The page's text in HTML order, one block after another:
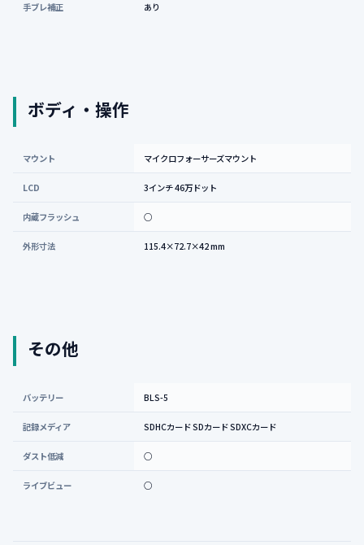
手ブレ補正 あり
ボディ・操作
マウント マイクロフォーサーズマウント
LCD 3インチ 46万ドット
内蔵フラッシュ ○
外形寸法 115.4×72.7×42 mm
その他
バッテリー BLS-5
記録メディア SDHCカード SDカード SDXCカード
ダスト低減 ○
ライブビュー ○